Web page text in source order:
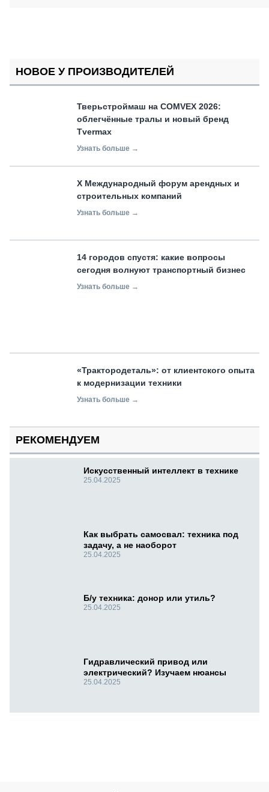
НОВОЕ У ПРОИЗВОДИТЕЛЕЙ
Тверьстроймаш на COMVEX 2026:
облегчённые тралы и новый бренд
Tvermax
Узнать больше →
X Международный форум арендных и
строительных компаний
Узнать больше →
14 городов спустя: какие вопросы
сегодня волнуют транспортный бизнес
Узнать больше →
«Трактородеталь»: от клиентского опыта
к модернизации техники
Узнать больше →
РЕКОМЕНДУЕМ
Искусственный интеллект в технике
25.04.2025
Как выбрать самосвал: техника под
задачу, а не наоборот
25.04.2025
Б/у техника: донор или утиль?
25.04.2025
Гидравлический привод или
электрический? Изучаем нюансы
25.04.2025